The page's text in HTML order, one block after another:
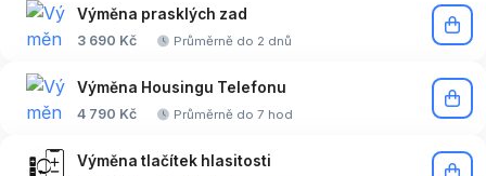
Výměna prasklých zad
3 690 Kč Průměrně do 2 dnů
Výměna Housingu Telefonu
4 790 Kč Průměrně do 7 hod
Výměna tlačítek hlasitosti